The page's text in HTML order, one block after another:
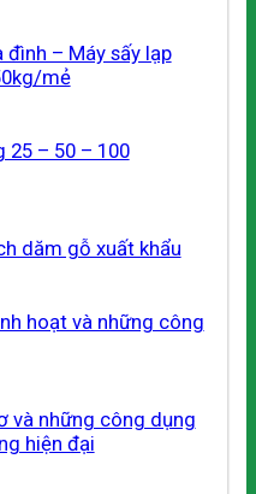
đình – Máy sấy lạp
mẻ
25 – 50 – 100
dăm gỗ xuất khẩu
hoạt và những công
và những công dụng
hiện đại